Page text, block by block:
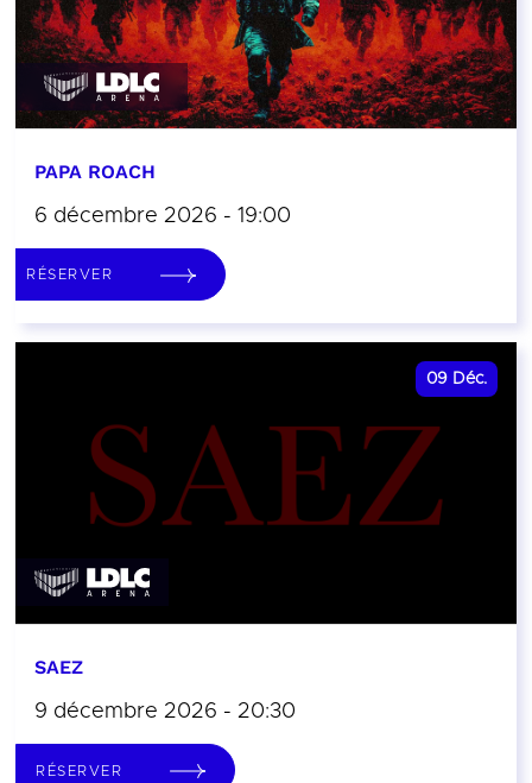
PAPA ROACH
6 décembre 2026 - 19:00
RÉSERVER
09 Déc.
SAEZ
9 décembre 2026 - 20:30
RÉSERVER